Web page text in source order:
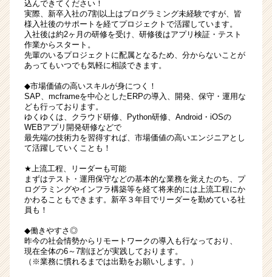
込んできてください！
実際、新卒入社の7割以上はプログラミング未経験ですが、皆
様入社後のサポートを経てプロジェクトで活躍しています。
入社後は約2ヶ月の研修を受け、研修後はアプリ検証・テスト
作業からスタート。
先輩のいるプロジェクトに配属となるため、分からないことが
あってもいつでも気軽に相談できます。
◆市場価値の高いスキルが身につく！
SAP、mcframeを中心としたERPの導入、開発、保守・運用な
ども行っております。
ゆくゆくは、クラウド研修、Python研修、Android・iOSの
WEBアプリ開発研修などで
最先端の技術力を習得すれば、市場価値の高いエンジニアとし
て活躍していくことも！
★上流工程、リーダーも可能
まずはテスト・運用保守などの基本的な業務を覚えたのち、プ
ログラミングやインフラ構築等を経て将来的には上流工程にか
かわることもできます。新卒３年目でリーダーを勤めている社
員も！
◆働きやすさ◎
昨今の社会情勢からリモートワークの導入も行なっており、
現在全体の6～7割ほどが実践しております。
（※業務に慣れるまでは出勤をお願いします。）